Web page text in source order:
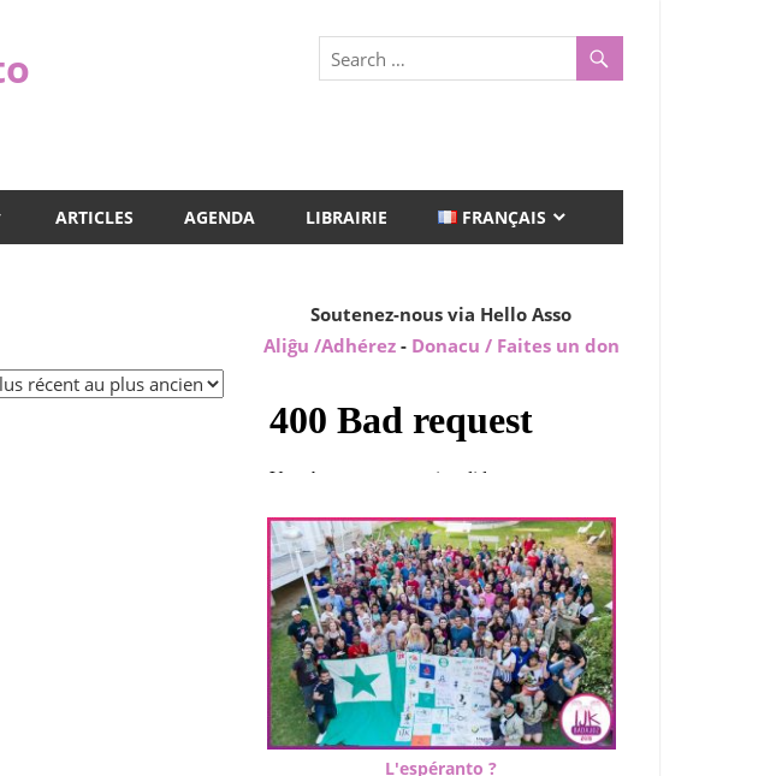
ARTICLES AGENDA LIBRAIRIE FRANÇAIS
Soutenez-nous via Hello Asso
Aliĝu /Adhérez - Donacu / Faites un don
L'espéranto ?